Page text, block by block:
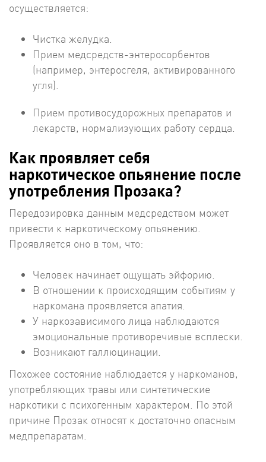
осуществляется:
Чистка желудка.
Прием медсредств-энтеросорбентов
(например, энтеросгеля, активированного
угля).
Прием противосудорожных препаратов и
лекарств, нормализующих работу сердца.
Как проявляет себя
наркотическое опьянение после
употребления Прозака?
Передозировка данным медсредством может
привести к наркотическому опьянению.
Проявляется оно в том, что:
Человек начинает ощущать эйфорию.
В отношении к происходящим событиям у
наркомана проявляется апатия.
У наркозависимого лица наблюдаются
эмоциональные противоречивые всплески.
Возникают галлюцинации.
Похожее состояние наблюдается у наркоманов,
употребляющих травы или синтетические
наркотики с психогенным характером. По этой
причине Прозак относят к достаточно опасным
медпрепаратам.